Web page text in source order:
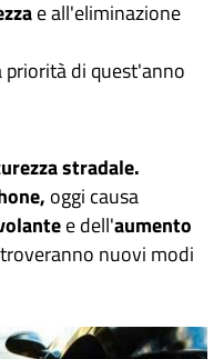
e all'eliminazione
priorità di quest'anno
stradale.
oggi causa
e dell'aumento
nuovi modi